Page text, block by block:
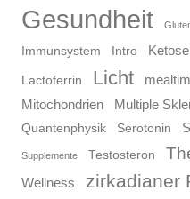
Gesundheit
Immunsystem
Intro Ketose
Lactoferrin Licht
Mitochondrien Multiple
Quantenphysik Serotonin
Supplemente Testosteron
Wellness zirkadianer